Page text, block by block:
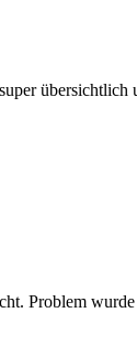
übersichtlich
Problem